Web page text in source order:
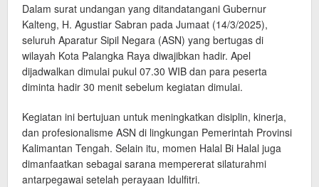
Dalam surat undangan yang ditandatangani Gubernur
Kalteng, H. Agustiar Sabran pada Jumaat (14/3/2025),
seluruh Aparatur Sipil Negara (ASN) yang bertugas di
wilayah Kota Palangka Raya diwajibkan hadir. Apel
dijadwalkan dimulai pukul 07.30 WIB dan para peserta
diminta hadir 30 menit sebelum kegiatan dimulai.
Kegiatan ini bertujuan untuk meningkatkan disiplin, kinerja,
dan profesionalisme ASN di lingkungan Pemerintah Provinsi
Kalimantan Tengah. Selain itu, momen Halal Bi Halal juga
dimanfaatkan sebagai sarana mempererat silaturahmi
antarpegawai setelah perayaan Idulfitri.